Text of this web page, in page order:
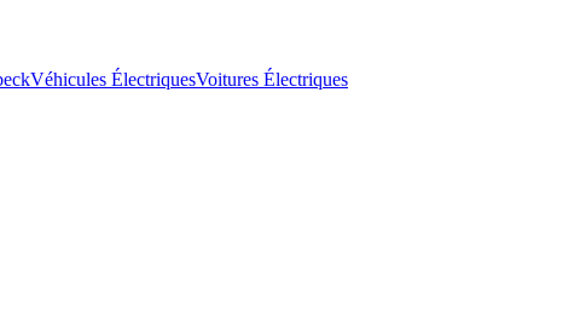
Véhicules ÉlectriquesVoitures Électriques